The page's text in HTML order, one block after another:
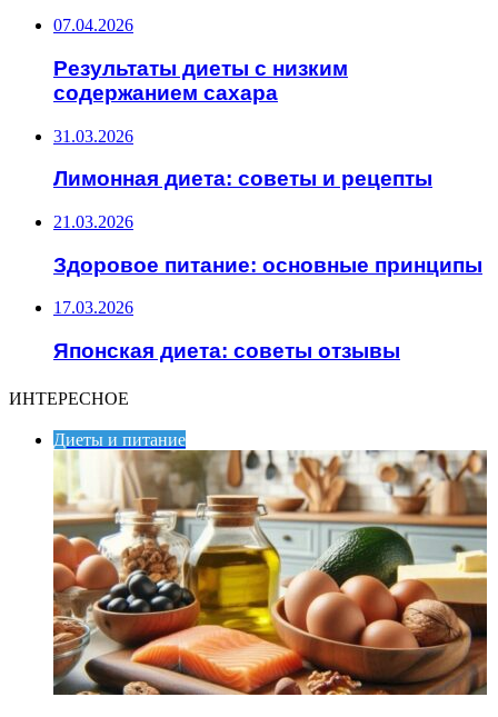
07.04.2026
Результаты диеты с низким
содержанием сахара
31.03.2026
Лимонная диета: советы и рецепты
21.03.2026
Здоровое питание: основные принципы
17.03.2026
Японская диета: советы отзывы
ИНТЕРЕСНОЕ
Диеты и питание